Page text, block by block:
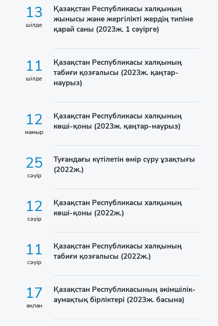
13
шілде
Қазақстан Республикасы халқының
жынысы және жергілікті жердің типіне
қарай саны (2023ж. 1 сәуірге)
11
шілде
Қазақстан Республикасы халқының
табиғи қозғалысы (2023ж. қаңтар-
наурыз)
12
мамыр
Қазақстан Республикасы халқының
көші-қоны (2023ж. қаңтар-наурыз)
25
сәуір
Туғандағы күтілетін өмір сүру ұзақтығы
(2022ж.)
12
сәуір
Қазақстан Республикасы халқының
көші-қоны (2022ж.)
11
сәуір
Қазақстан Республикасы халқының
табиғи қозғалысы (2022ж.)
17
ақпан
Қазақстан Республикасының әкімшілік-
аумақтық бірліктері (2023ж. басына)